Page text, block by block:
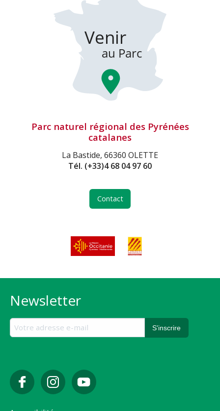
Parc naturel régional des Pyrénées
catalanes
La Bastide, 66360 OLETTE
Tél. (+33)4 68 04 97 60
Contact
Newsletter